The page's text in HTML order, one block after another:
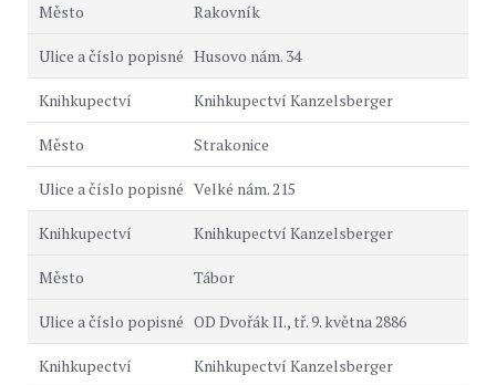
Rakovník
Husovo nám. 34
Knihkupectví Kanzelsberger
Strakonice
Velké nám. 215
Knihkupectví Kanzelsberger
Tábor
OD Dvořák II., tř. 9. května 2886
Knihkupectví Kanzelsberger